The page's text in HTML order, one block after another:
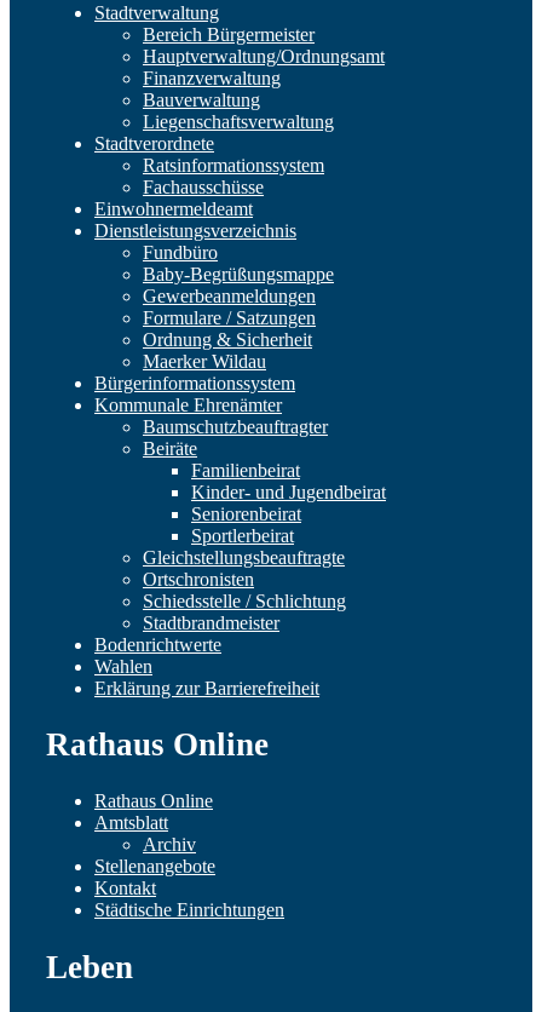
Stadtverwaltung
Bereich Bürgermeister
Hauptverwaltung/Ordnungsamt
Finanzverwaltung
Bauverwaltung
Liegenschaftsverwaltung
Stadtverordnete
Ratsinformationssystem
Fachausschüsse
Einwohnermeldeamt
Dienstleistungsverzeichnis
Fundbüro
Baby-Begrüßungsmappe
Gewerbeanmeldungen
Formulare / Satzungen
Ordnung & Sicherheit
Maerker Wildau
Bürgerinformationssystem
Kommunale Ehrenämter
Baumschutzbeauftragter
Beiräte
Familienbeirat
Kinder- und Jugendbeirat
Seniorenbeirat
Sportlerbeirat
Gleichstellungsbeauftragte
Ortschronisten
Schiedsstelle / Schlichtung
Stadtbrandmeister
Bodenrichtwerte
Wahlen
Erklärung zur Barrierefreiheit
Rathaus Online
Rathaus Online
Amtsblatt
Archiv
Stellenangebote
Kontakt
Städtische Einrichtungen
Leben